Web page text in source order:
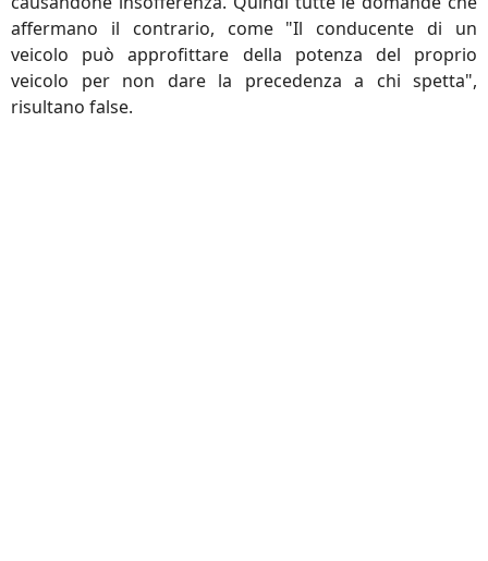
affermano il contrario, come "Il conducente di un
veicolo può approfittare della potenza del proprio
veicolo per non dare la precedenza a chi spetta",
risultano false.